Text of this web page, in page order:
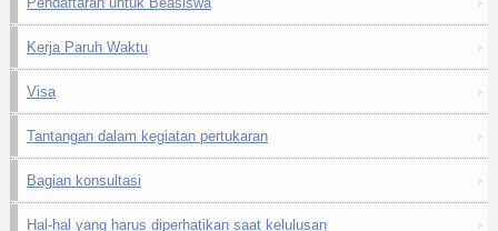
Kerja Paruh Waktu
Visa
Tantangan dalam kegiatan pertukaran
Bagian konsultasi
Hal-hal yang harus diperhatikan saat kelulusan